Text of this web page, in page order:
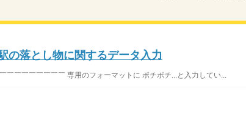
の落とし物に関するデータ入力
￣￣￣￣￣￣￣￣ 専用のフォーマットに ポチポチ...と入力してい...